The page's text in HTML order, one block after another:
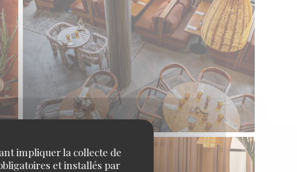
impliquer la collecte de
et installés par